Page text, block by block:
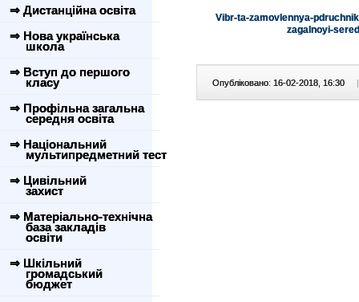
⇒ Дистанційна освіта
⇒ Нова українська
школа
⇒ Вступ до першого
класу
⇒ Профільна загальна
середня освіта
⇒ Національний
мультипредметний тест
⇒ Цивільний
захист
⇒ Матеріально-технічна
база закладів
освіти
⇒ Шкільний
громадський
бюджет
Vibr-ta-zamovlennya-
zagalnoyi-
Опубліковано: 16-02-2018, 16:30 |